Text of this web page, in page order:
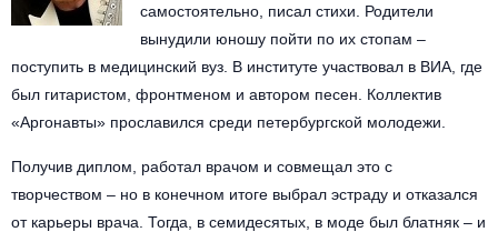
Выбрать другой город
Электронная музыка
Rap, hip-hop, RnB
Концерты на теплоходе
Все события
Все события
Поэтический вечер
Все события
самостоятельно, писал стихи. Родители
вынудили юношу пойти по их стопам –
поступить в медицинский вуз. В институте участвовал в ВИА, где
был гитаристом, фронтменом и автором песен. Коллектив
«Аргонавты» прославился среди петербургской молодежи.
Получив диплом, работал врачом и совмещал это с
творчеством – но в конечном итоге выбрал эстраду и отказался
от карьеры врача. Тогда, в семидесятых, в моде был блатняк – и